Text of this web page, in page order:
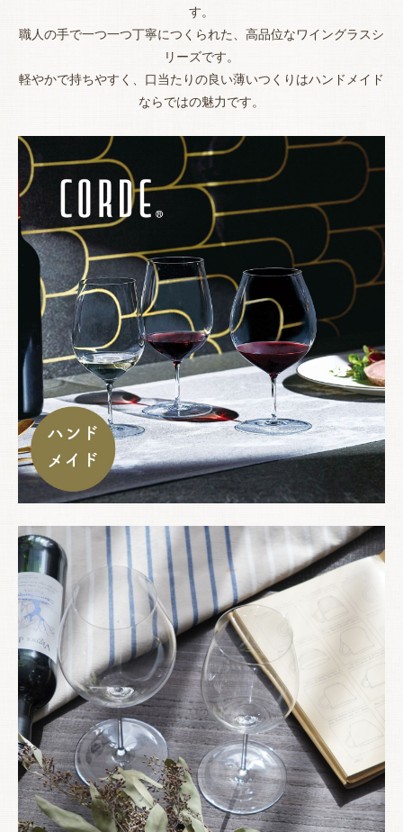
お買い物を続ける カートへ進む
す。
職人の手で一つ一つ丁寧につくられた、高品位なワイングラスシ
リーズです。
軽やかで持ちやすく、口当たりの良い薄いつくりはハンドメイド
ならではの魅力です。